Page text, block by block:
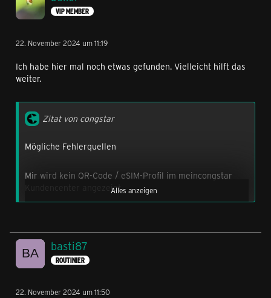
VIP MEMBER
22. November 2024 um 11:19
Ich habe hier mal noch etwas gefunden. Vielleicht hilft das
weiter.
Zitat von congstar
Mögliche Fehlerquellen
Mir wird kein QR-Code / eSIM-Profil im meincongstar
Kundencenter angezeigt
Woran liegt es, dass ich die eSIM nicht installieren kann?
Alles anzeigen
basti87
ROUTINIER
22. November 2024 um 11:50